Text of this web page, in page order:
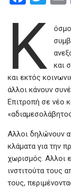
ce
b
o
o
k
tt
er
Κ
και
και εκτός
άλλοι κάνουν
Επιτροπή σε νέο
Αλλοι δηλώνουν
κλάματα για την
χωρισμός. Αλλοι
ινστιτούτα τους
τους,